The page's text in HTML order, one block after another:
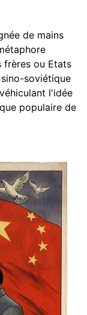
de mains
frères ou Etats
soviétique
l'idée
populaire de